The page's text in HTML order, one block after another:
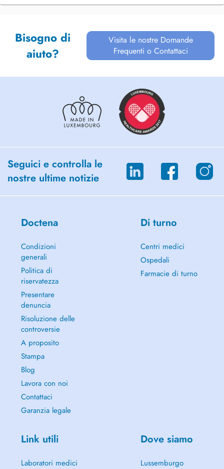
Bisogno di
aiuto?
Visita le nostre Domande
Frequenti o Contattaci
Seguici e controlla le
nostre ultime notizie
Doctena
Condizioni
generali
Politica di
riservatezza
Presentare
denuncia
Risoluzione delle
controversie
A proposito
Stampa
Blog
Lavora con noi
Contattaci
Garanzia legale
Di turno
Centri medici
Ospedali
Farmacie di turno
Link utili
Laboratori medici
Dove siamo
Lussemburgo